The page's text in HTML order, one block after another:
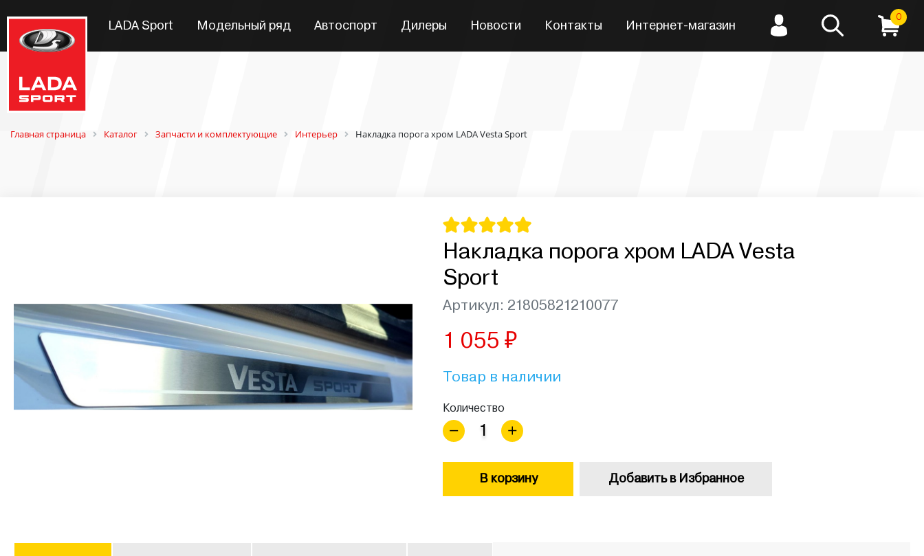
LADA Sport Модельный ряд Автоспорт Дилеры Новости Контакты Интернет-магазин
0
Главная страница Каталог Запчасти и комплектующие Интерьер Накладка порога хром LADA Vesta Sport
Накладка порога хром LADA Vesta
Sport
Артикул: 21805821210077
1 055 ₽
Товар в наличии
Количество
В корзину Добавить в Избранное